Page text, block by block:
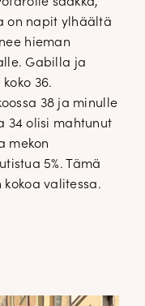
saakka,
on napit ylhäältä
hieman
Gabilla ja
36.
38 ja minulle
34 olisi mahtunut
mekon
5%. Tämä
valitessa.